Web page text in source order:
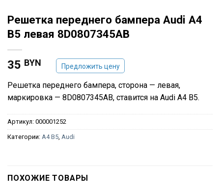
Решетка переднего бампера Audi A4
B5 левая 8D0807345AB
35 BYN Предложить цену
Решетка переднего бампера, сторона — левая,
маркировка — 8D0807345AB, ставится на Audi A4 B5.
Артикул: 000001252
Категории: A4 B5, Audi
ПОХОЖИЕ ТОВАРЫ